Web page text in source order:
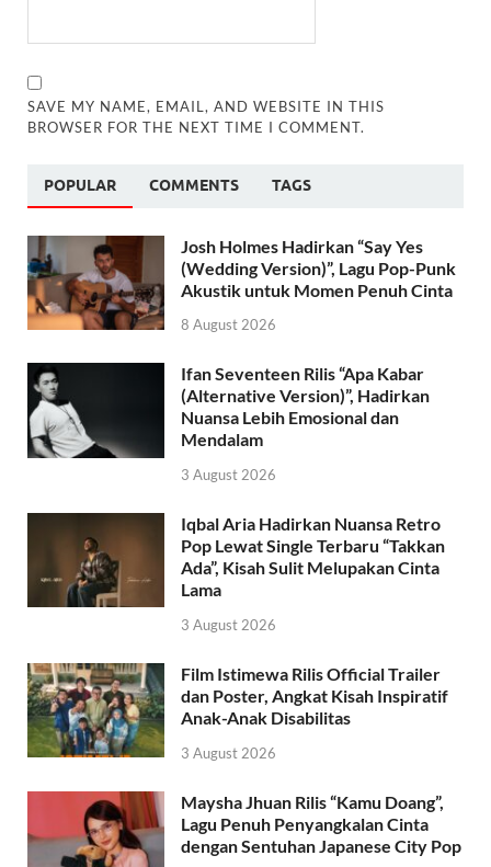
SAVE MY NAME, EMAIL, AND WEBSITE IN THIS
BROWSER FOR THE NEXT TIME I COMMENT.
POPULAR COMMENTS TAGS
Josh Holmes Hadirkan “Say Yes
(Wedding Version)”, Lagu Pop-Punk
Akustik untuk Momen Penuh Cinta
8 August 2026
Ifan Seventeen Rilis “Apa Kabar
(Alternative Version)”, Hadirkan
Nuansa Lebih Emosional dan
Mendalam
3 August 2026
Iqbal Aria Hadirkan Nuansa Retro
Pop Lewat Single Terbaru “Takkan
Ada”, Kisah Sulit Melupakan Cinta
Lama
3 August 2026
Film Istimewa Rilis Official Trailer
dan Poster, Angkat Kisah Inspiratif
Anak-Anak Disabilitas
3 August 2026
Maysha Jhuan Rilis “Kamu Doang”,
Lagu Penuh Penyangkalan Cinta
dengan Sentuhan Japanese City Pop